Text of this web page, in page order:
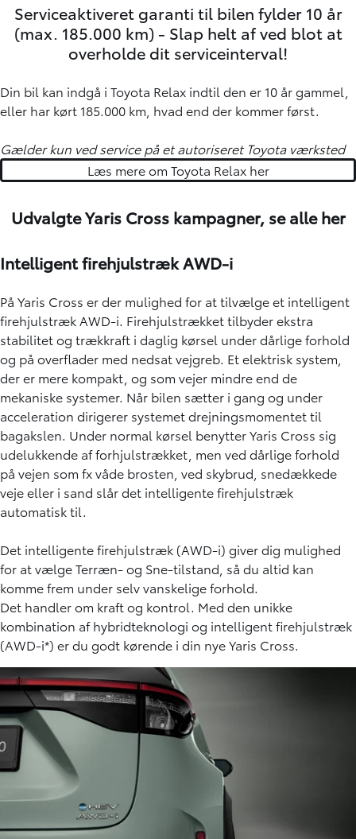
Serviceaktiveret garanti til bilen fylder 10 år
(max. 185.000 km) - Slap helt af ved blot at
overholde dit serviceinterval!
Din bil kan indgå i Toyota Relax indtil den er 10 år gammel,
eller har kørt 185.000 km, hvad end der kommer først.
Gælder kun ved service på et autoriseret Toyota værksted
Læs mere om Toyota Relax her
Udvalgte Yaris Cross kampagner, se alle her
Intelligent firehjulstræk AWD-i
På Yaris Cross er der mulighed for at tilvælge et intelligent
firehjulstræk AWD-i. Firehjulstrækket tilbyder ekstra
stabilitet og trækkraft i daglig kørsel under dårlige forhold
og på overflader med nedsat vejgreb. Et elektrisk system,
der er mere kompakt, og som vejer mindre end de
mekaniske systemer. Når bilen sætter i gang og under
acceleration dirigerer systemet drejningsmomentet til
bagakslen. Under normal kørsel benytter Yaris Cross sig
udelukkende af forhjulstrækket, men ved dårlige forhold
på vejen som fx våde brosten, ved skybrud, snedækkede
veje eller i sand slår det intelligente firehjulstræk
automatisk til.
Det intelligente firehjulstræk (AWD-i) giver dig mulighed
for at vælge Terræn- og Sne-tilstand, så du altid kan
komme frem under selv vanskelige forhold.
Det handler om kraft og kontrol. Med den unikke
kombination af hybridteknologi og intelligent firehjulstræk
(AWD-i*) er du godt kørende i din nye Yaris Cross.